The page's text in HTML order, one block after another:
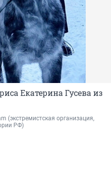
Екатерина Гусева из
(экстремистская организация,
РФ)